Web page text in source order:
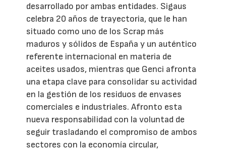
desarrollado por ambas entidades. Sigaus
celebra 20 años de trayectoria, que le han
situado como uno de los Scrap más
maduros y sólidos de España y un auténtico
referente internacional en materia de
aceites usados, mientras que Genci afronta
una etapa clave para consolidar su actividad
en la gestión de los residuos de envases
comerciales e industriales. Afronto esta
nueva responsabilidad con la voluntad de
seguir trasladando el compromiso de ambos
sectores con la economía circular,